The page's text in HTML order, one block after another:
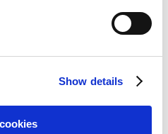
Show details
reviderede og af
indsendes af bestyrelsen til